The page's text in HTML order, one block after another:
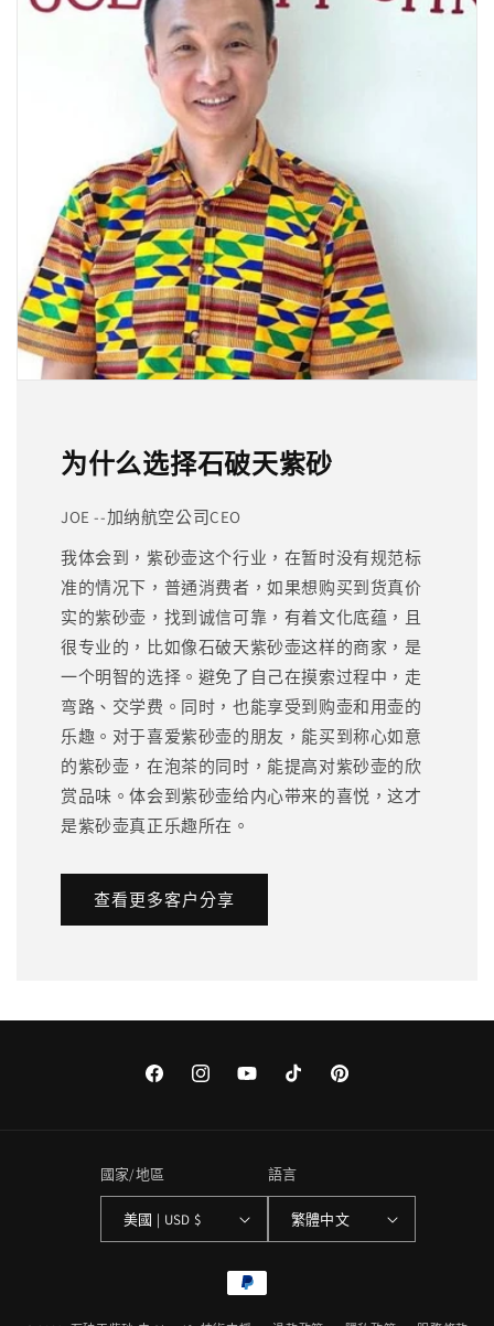
为什么选择石破天紫砂
JOE --加纳航空公司CEO
我体会到，紫砂壶这个行业，在暂时没有规范标
准的情况下，普通消费者，如果想购买到货真价
实的紫砂壶，找到诚信可靠，有着文化底蕴，且
很专业的，比如像石破天紫砂壶这样的商家，是
一个明智的选择。避免了自己在摸索过程中，走
弯路、交学费。同时，也能享受到购壶和用壶的
乐趣。对于喜爱紫砂壶的朋友，能买到称心如意
的紫砂壶，在泡茶的同时，能提高对紫砂壶的欣
赏品味。体会到紫砂壶给内心带来的喜悦，这才
是紫砂壶真正乐趣所在。
查看更多客户分享
FacebookInstagramYouTubeTikTok Pinterest
國家/地區
美國 | USD $
語言
繁體中文
付
款